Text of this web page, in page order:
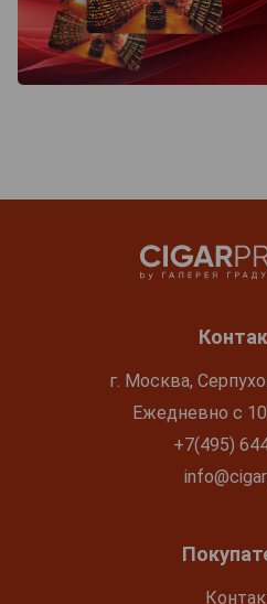
г. Москва,
Ежедневно с
+7(495)